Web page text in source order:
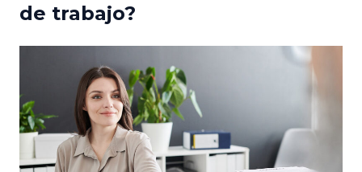
de trabajo?